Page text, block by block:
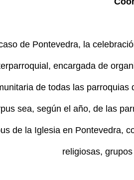
de Pontevedra, la
encargada de
de todas las parroquias
sea, según el año, de las
de la Iglesia en Pontevedra,
religiosas,